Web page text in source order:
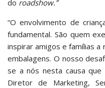
do roadshow.”
“O envolvimento de
fundamental. São quem
inspirar amigos e famílias a
embalagens. O nosso
se a nós nesta causa que
Diretor de Marketing,